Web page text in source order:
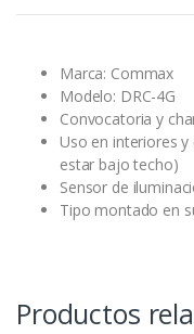
Marca: Commax
Modelo: DRC-4G
Convocatoria y
Uso en interiores
estar bajo techo)
Sensor de
Tipo montado en
Productos